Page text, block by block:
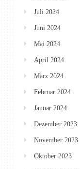
Juli 2024
Juni 2024
Mai 2024
April 2024
März 2024
Februar 2024
Januar 2024
Dezember 2023
November 2023
Oktober 2023